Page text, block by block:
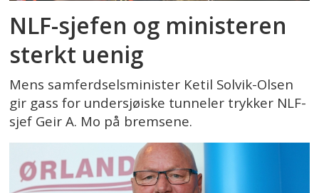
NLF-sjefen og ministeren
sterkt uenig
Mens samferdselsminister Ketil Solvik-Olsen
gir gass for undersjøiske tunneler trykker NLF-
sjef Geir A. Mo på bremsene.